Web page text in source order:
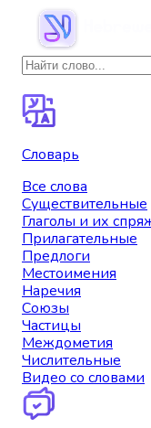
Словарь
Все слова
Существительные
Глаголы и их
Прилагательные
Предлоги
Местоимения
Наречия
Союзы
Частицы
Междометия
Числительные
Видео со словами